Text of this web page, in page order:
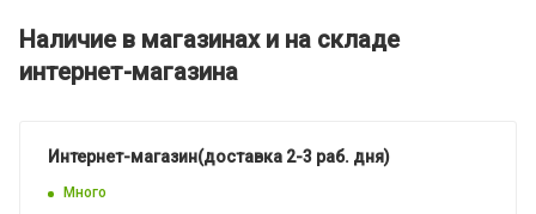
Наличие в магазинах и на складе
интернет-магазина
Интернет-магазин(доставка 2-3 раб. дня)
Много